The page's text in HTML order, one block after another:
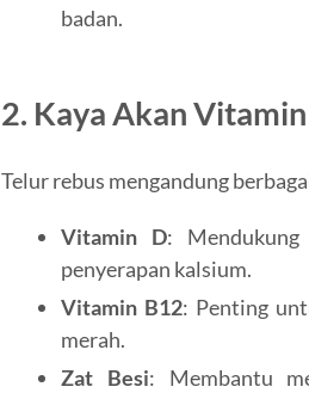
badan.
2. Kaya Akan
Telur rebus mengandung
Vitamin D:
penyerapan kalsium.
Vitamin B12: Penting
merah.
Zat Besi: Membantu